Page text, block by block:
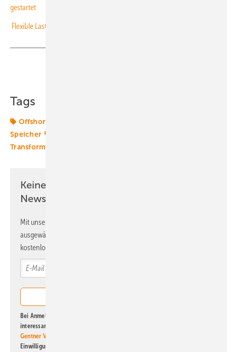
gestartet
Flexible Last
Tags
Offshore-Technik
Speicher
Transformation
Keine Zeit? Kein Problem mit dem ERE
Newsletter!
Mit unserem Newsletter erhalten Sie regelmäßig von uns
ausgewählte Informationen und Neuigkeiten, gebündelt und
kostenlos direkt ins Postfach.
Bei Anmeldung zu diesem Newsletter bin ich damit einverstanden, über
interessante Verlags- und Online-Angebote
Gentner Verlag GmbH & Co. KG
Einwilligung kann ich jederzeit widerrufen und eine Abmeldung ist